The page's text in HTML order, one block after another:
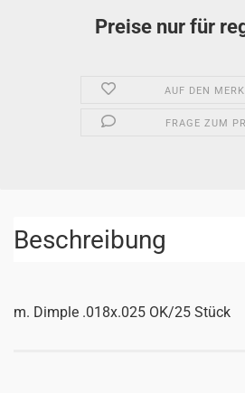
Preise nur für
AUF DEN
FRAGE ZUM
Beschreibung
m. Dimple .018x.025 OK/25 Stück